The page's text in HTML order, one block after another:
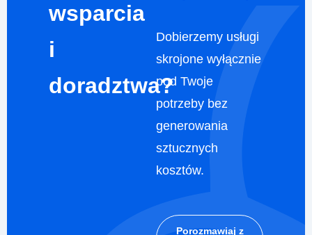
wsparcia
i
doradztwa?
Dobierzemy usługi
skrojone wyłącznie
pod Twoje
potrzeby bez
generowania
sztucznych
kosztów.
Porozmawiaj z